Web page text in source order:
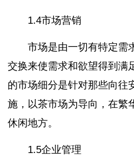
1.4市场营销
市场是由一切有特定需
交换来使需求和欲望得到满
的市场细分是针对那些向往
施，以茶市场为导向，在繁
休闲地方。
1.5企业管理